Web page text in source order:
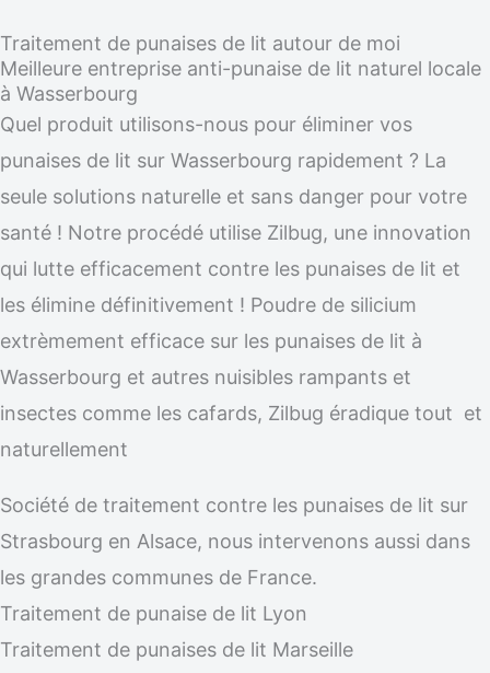
Traitement de punaises de lit autour de moi
Meilleure entreprise anti-punaise de lit naturel locale
à Wasserbourg
Quel produit utilisons-nous pour éliminer vos
punaises de lit sur Wasserbourg rapidement ? La
seule solutions naturelle et sans danger pour votre
santé ! Notre procédé utilise Zilbug, une innovation
qui lutte efficacement contre les punaises de lit et
les élimine définitivement ! Poudre de silicium
extrèmement efficace sur les punaises de lit à
Wasserbourg et autres nuisibles rampants et
insectes comme les cafards, Zilbug éradique tout et
naturellement
Société de traitement contre les punaises de lit sur
Strasbourg en Alsace, nous intervenons aussi dans
les grandes communes de France.
Traitement de punaise de lit Lyon
Traitement de punaises de lit Marseille